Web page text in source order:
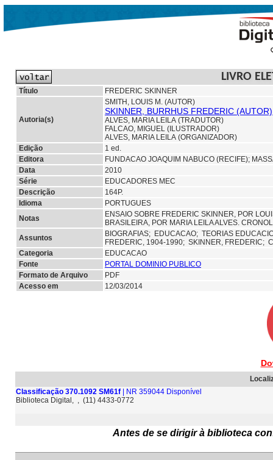
LIVRO
Título FREDERIC SKINNER
Autoria(s)
SMITH, LOUIS M. (AUTOR)
SKINNER, BURRHUS FREDERIC (AUTOR)
ALVES, MARIA LEILA (TRADUTOR)
FALCAO, MIGUEL (ILUSTRADOR)
ALVES, MARIA LEILA (ORGANIZADOR)
Edição
1 ed.
Editora
FUNDACAO JOAQUIM NABUCO (RECIFE);
Data
2010
Série
EDUCADORES MEC
Descrição
164P.
Idioma
PORTUGUES
Notas
ENSAIO SOBRE FREDERIC SKINNER, POR
BRASILEIRA, POR MARIA LEILA ALVES.
Assuntos
BIOGRAFIAS; EDUCACAO; TEORIAS
FREDERIC, 1904-1990; SKINNER, FREDERIC;
Categoria
EDUCACAO
Fonte
PORTAL DOMINIO PUBLICO
Formato de Arquivo
PDF
Acesso em
12/03/2014
Classificação 370.1092 SM61f | NR 359044 Disponível
Biblioteca Digital, , (11) 4433-0772
Antes de se dirigir à biblioteca